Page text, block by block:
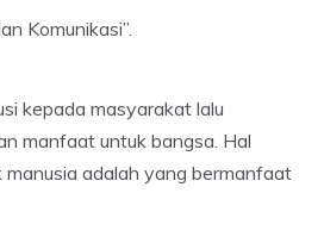
Komunikasi”.
kepada masyarakat lalu
manfaat untuk bangsa. Hal
manusia adalah yang bermanfaat